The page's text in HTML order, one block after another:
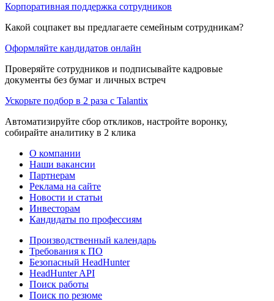
Корпоративная поддержка сотрудников
Какой соцпакет вы предлагаете семейным сотрудникам?
Оформляйте кандидатов онлайн
Проверяйте сотрудников и подписывайте кадровые
документы без бумаг и личных встреч
Ускорьте подбор в 2 раза с Talantix
Автоматизируйте сбор откликов, настройте воронку,
собирайте аналитику в 2 клика
О компании
Наши вакансии
Партнерам
Реклама на сайте
Новости и статьи
Инвесторам
Кандидаты по профессиям
Производственный календарь
Требования к ПО
Безопасный HeadHunter
HeadHunter API
Поиск работы
Поиск по резюме